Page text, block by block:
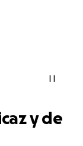
y de